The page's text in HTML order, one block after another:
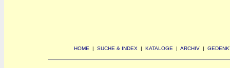
HOME | SUCHE & INDEX | KATALOGE | ARCHIV |